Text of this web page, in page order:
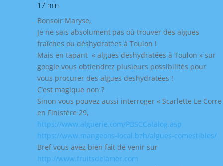
17 min
Bonsoir Maryse,
Je ne sais absolument pas où trouver des algues
fraîches ou déshydratées à Toulon !
Mais en tapant « algues deshydratées à Toulon » sur
google vous obtiendrez plusieurs possibilités pour
vous procurer des algues deshydratées !
C’est magique non ?
Sinon vous pouvez aussi interroger « Scarlette Le Corre
en Finistère 29,
https://www.alguerie.com/PBSCCatalog.asp
https://www.mangeons-local.bzh/algues-comestibles/
Bref vous avez bien fait de venir sur
http://www.fruitsdelamer.com